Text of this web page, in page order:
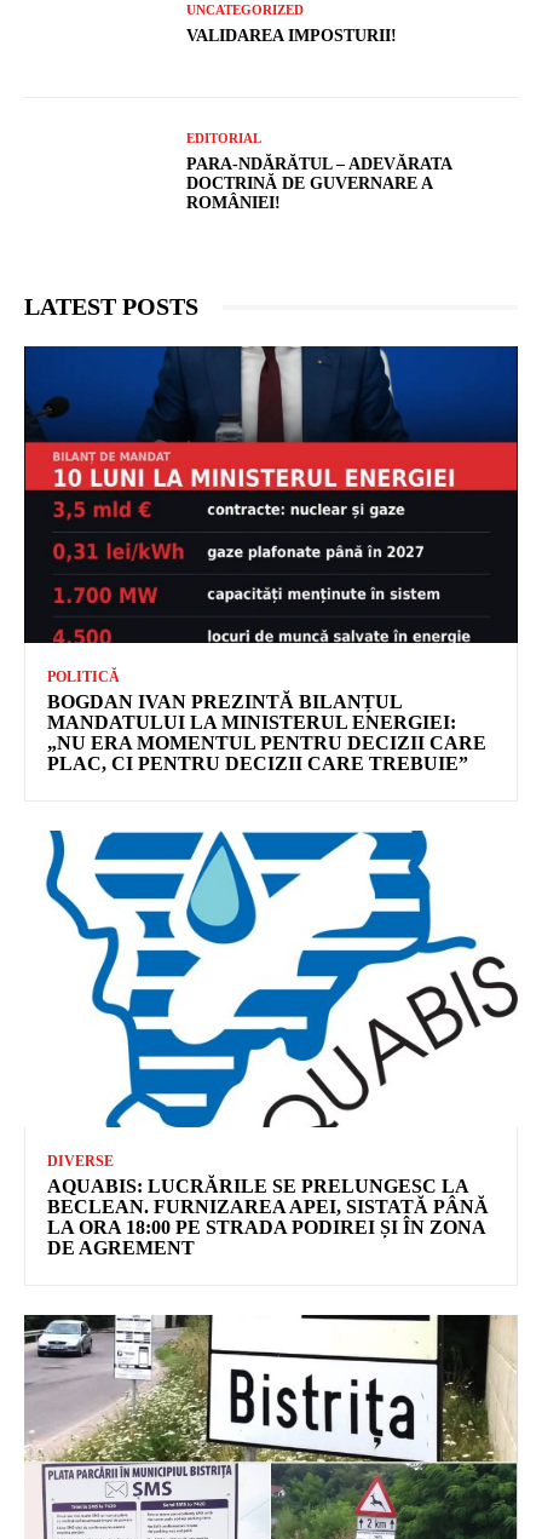
UNCATEGORIZED
VALIDAREA IMPOSTURII!
EDITORIAL
PARA-NDĂRĂTUL – ADEVĂRATA
DOCTRINĂ DE GUVERNARE A
ROMÂNIEI!
LATEST POSTS
POLITICĂ
BOGDAN IVAN PREZINTĂ BILANȚUL
MANDATULUI LA MINISTERUL ENERGIEI:
„NU ERA MOMENTUL PENTRU DECIZII CARE
PLAC, CI PENTRU DECIZII CARE TREBUIE”
DIVERSE
AQUABIS: LUCRĂRILE SE PRELUNGESC LA
BECLEAN. FURNIZAREA APEI, SISTATĂ PÂNĂ
LA ORA 18:00 PE STRADA PODIREI ȘI ÎN ZONA
DE AGREMENT